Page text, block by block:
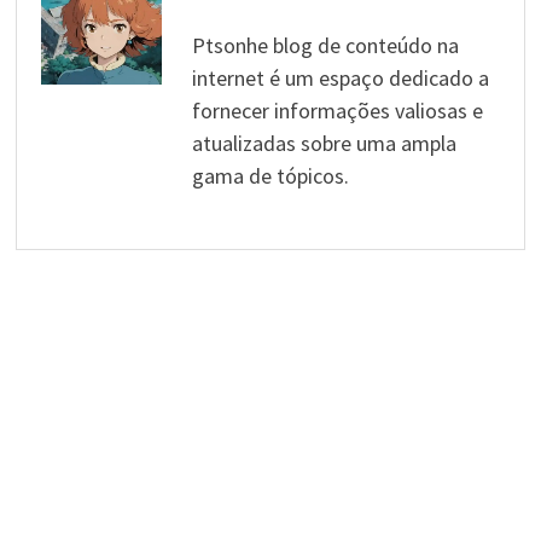
Ptsonhe blog de conteúdo na
internet é um espaço dedicado a
fornecer informações valiosas e
atualizadas sobre uma ampla
gama de tópicos.